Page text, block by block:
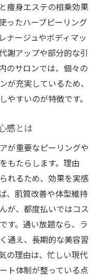
痩身エステの相乗効果
ったハーブピーリング
ナージュやボディマッ
謝アップや部分的な引
のサロンでは、個々の
が充実しているため、
やすいのが特徴です。
感とは
が重要なピーリングや
もたらします。理由
れるため、効果を実感
、肌質改善や体型維持
が、都度払いではコス
す。通い放題なら、ラ
通え、長期的な美容習
の理由は、忙しい現代
ト体制が整っている点